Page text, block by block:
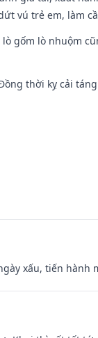
vú trẻ em, làm
gốm lò nhuộm
thời kỵ cải
xấu, tiến hành